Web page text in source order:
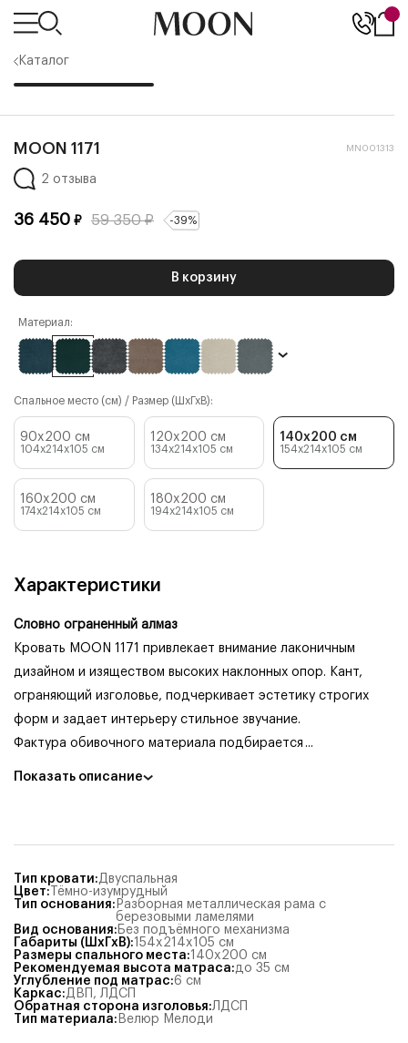
Каталог
MOON 1171 MN001313
2 отзыва
36 450 ₽ 59 350₽ -39%
В корзину
Материал:
Спальное место (см) / Размер (ШхГхВ):
90x200 см
104x214x105 см
120x200 см
134x214x105 см
140x200 см
154x214x105 см
160x200 см
174x214x105 см
180x200 см
194x214x105 см
Характеристики
Словно ограненный алмаз
Кровать MOON 1171 привлекает внимание лаконичным
дизайном и изяществом высоких наклонных опор. Кант,
ограняющий изголовье, подчеркивает эстетику строгих
форм и задает интерьеру стильное звучание.
Фактура обивочного материала подбирается ...
Показать описание
Тип кровати:Двуспальная
Цвет: Тёмно-изумрудный
Тип основания: Разборная металлическая рама с
березовыми ламелями
Вид основания: Без подъёмного механизма
Габариты (ШхГхВ):154x214x105 см
Размеры спального места:140x200 см
Рекомендуемая высота матраса:до 35 см
Углубление под матрас:6 см
Каркас:ДВП , ЛДСП
Обратная сторона изголовья:ЛДСП
Тип материала: Велюр Мелоди